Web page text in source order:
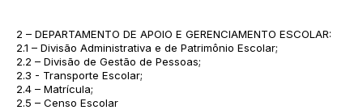
2 – DEPARTAMENTO DE APOIO E GERENCIAMENTO ESCOLAR:
2.1 – Divisão Administrativa e de Patrimônio Escolar;
2.2 – Divisão de Gestão de Pessoas;
2.3 - Transporte Escolar;
2.4 – Matrícula;
2.5 – Censo Escolar